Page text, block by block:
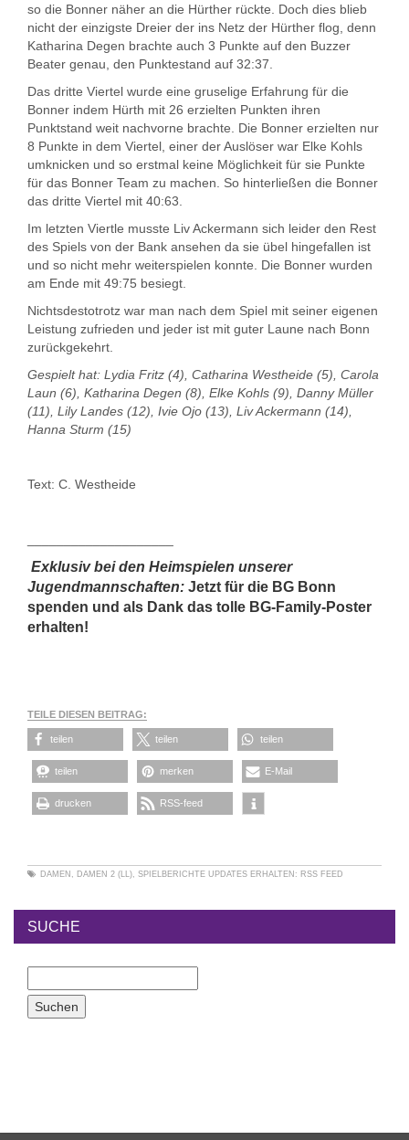
so die Bonner näher an die Hürther rückte. Doch dies blieb
nicht der einzigste Dreier der ins Netz der Hürther flog, denn
Katharina Degen brachte auch 3 Punkte auf den Buzzer
Beater genau, den Punktestand auf 32:37.
Das dritte Viertel wurde eine gruselige Erfahrung für die
Bonner indem Hürth mit 26 erzielten Punkten ihren
Punktstand weit nachvorne brachte. Die Bonner erzielten nur
8 Punkte in dem Viertel, einer der Auslöser war Elke Kohls
umknicken und so erstmal keine Möglichkeit für sie Punkte
für das Bonner Team zu machen. So hinterließen die Bonner
das dritte Viertel mit 40:63.
Im letzten Viertle musste Liv Ackermann sich leider den Rest
des Spiels von der Bank ansehen da sie übel hingefallen ist
und so nicht mehr weiterspielen konnte. Die Bonner wurden
am Ende mit 49:75 besiegt.
Nichtsdestotrotz war man nach dem Spiel mit seiner eigenen
Leistung zufrieden und jeder ist mit guter Laune nach Bonn
zurückgekehrt.
Gespielt hat: Lydia Fritz (4), Catharina Westheide (5), Carola
Laun (6), Katharina Degen (8), Elke Kohls (9), Danny Müller
(11), Lily Landes (12), Ivie Ojo (13), Liv Ackermann (14),
Hanna Sturm (15)
Text: C. Westheide
Exklusiv bei den Heimspielen unserer
Jugendmannschaften: Jetzt für die BG Bonn
spenden und als Dank das tolle BG-Family-Poster
erhalten!
TEILE DIESEN BEITRAG:
teilen teilen teilen
teilen merken E-Mail
drucken RSS-feed
DAMEN , DAMEN 2 (LL), SPIELBERICHTE UPDATES ERHALTEN: RSS FEED
SUCHE